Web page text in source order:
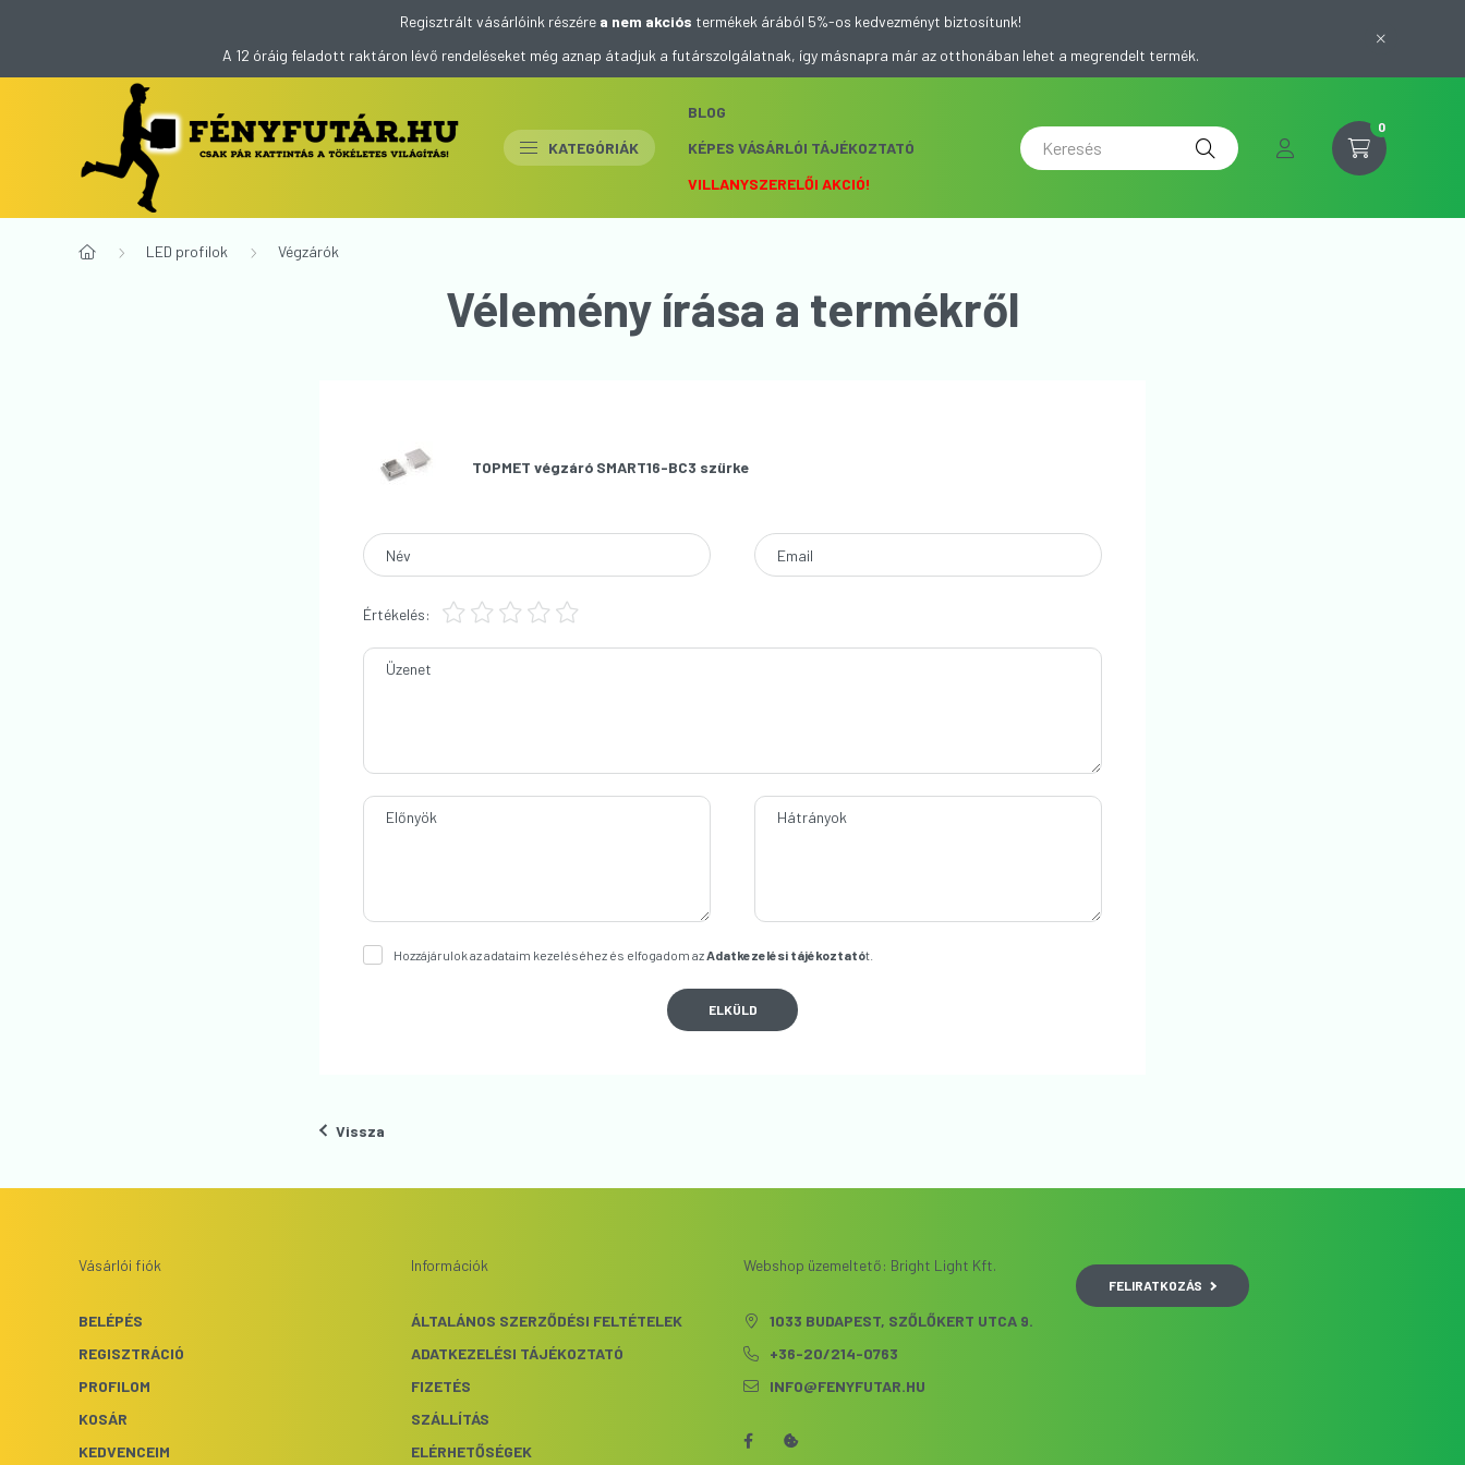
Regisztrált vásárlóink részére a nem akciós termékek árából 5%-os kedvezményt biztosítunk!
A 12 óráig feladott raktáron lévő rendeléseket még aznap átadjuk a futárszolgálatnak, így másnapra már az otthonában lehet a megrendelt termék.
KATEGÓRIÁK
BLOG
KÉPES VÁSÁRLÓI TÁJÉKOZTATÓ
VILLANYSZERELŐI AKCIÓ!
0
LED profilok Végzárók
Vélemény írása a termékről
TOPMET végzáró SMART16-BC3 szürke
Név Email
Értékelés:
Üzenet
Előnyök Hátrányok
Hozzájárulok az adataim kezeléséhez és elfogadom az Adatkezelési tájékoztatót.
ELKÜLD
Vissza
Vásárlói fiók
BELÉPÉS
REGISZTRÁCIÓ
PROFILOM
KOSÁR
KEDVENCEIM
Információk
ÁLTALÁNOS SZERZŐDÉSI FELTÉTELEK
ADATKEZELÉSI TÁJÉKOZTATÓ
FIZETÉS
SZÁLLÍTÁS
ELÉRHETŐSÉGEK
Webshop üzemeltető: Bright Light Kft.
1033 BUDAPEST, SZŐLŐKERT UTCA 9.
+36-20/214-0763
INFO@FENYFUTAR.HU
FELIRATKOZÁS